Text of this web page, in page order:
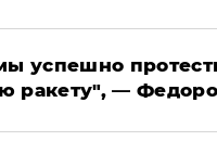
успешно
ракету", —